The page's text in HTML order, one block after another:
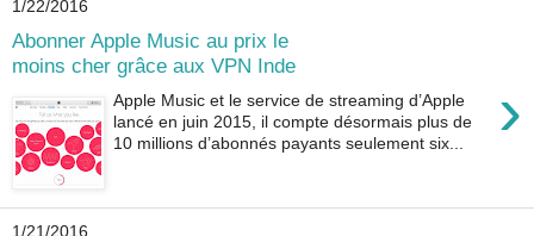
1/22/2016
Abonner Apple Music au prix le
moins cher grâce aux VPN Inde
›
Apple Music et le service de streaming d’Apple
lancé en juin 2015, il compte désormais plus de
10 millions d’abonnés payants seulement six...
1/21/2016